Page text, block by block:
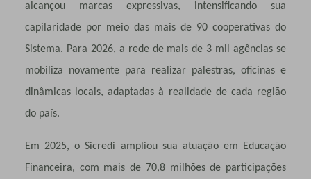
alcançou marcas expressivas, intensificando sua
capilaridade por meio das mais de 90 cooperativas do
Sistema. Para 2026, a rede de mais de 3 mil agências se
mobiliza novamente para realizar palestras, oficinas e
dinâmicas locais, adaptadas à realidade de cada região
do país.
Em 2025, o Sicredi ampliou sua atuação em Educação
Financeira, com mais de 70,8 milhões de participações